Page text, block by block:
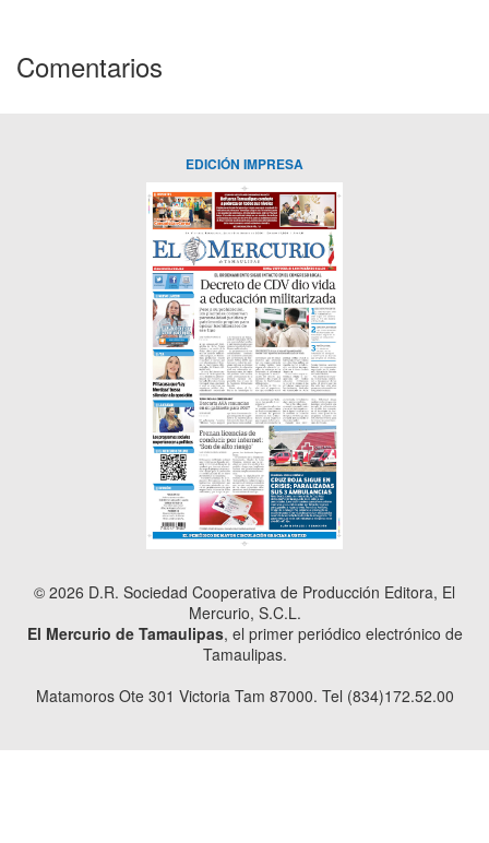
Comentarios
EDICIÓN IMPRESA
© 2026 D.R. Sociedad Cooperativa de Producción Editora, El
Mercurio, S.C.L.
El Mercurio de Tamaulipas, el primer periódico electrónico de
Tamaulipas.
Matamoros Ote 301 Victoria Tam 87000. Tel (834)172.52.00